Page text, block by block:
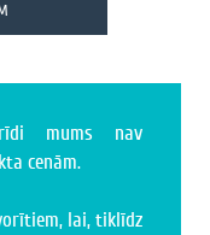
mums nav
cenām.
lai, tiklīdz